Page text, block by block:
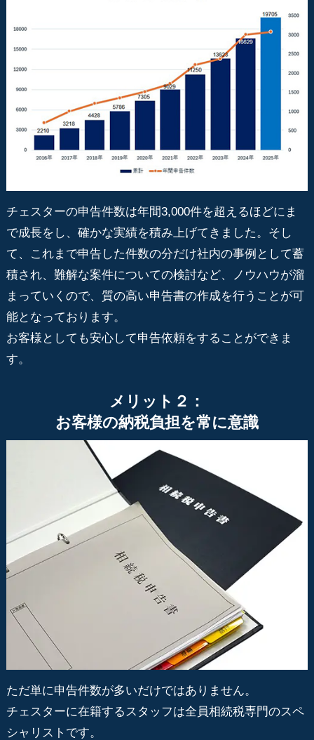
チェスターの申告件数は年間3,000件を超えるほどにま
で成長をし、確かな実績を積み上げてきました。そし
て、これまで申告した件数の分だけ社内の事例として蓄
積され、難解な案件についての検討など、ノウハウが溜
まっていくので、質の高い申告書の作成を行うことが可
能となっております。
お客様としても安心して申告依頼をすることができま
す。
メリット２：
お客様の納税負担を常に意識
ただ単に申告件数が多いだけではありません。
チェスターに在籍するスタッフは全員相続税専門のスペ
シャリストです。